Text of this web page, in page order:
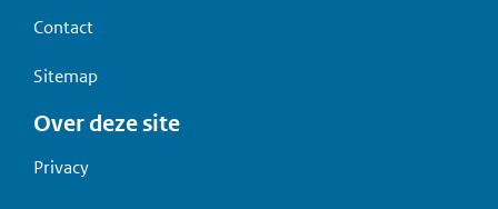
Contact
Sitemap
Over deze site
Privacy